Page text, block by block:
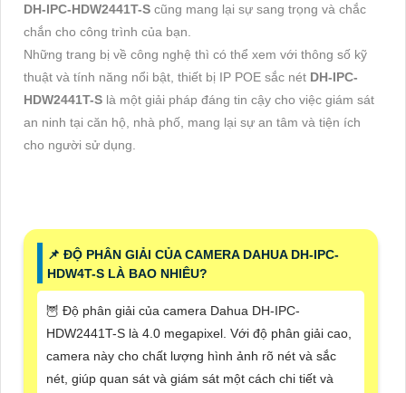
DH-IPC-HDW2441T-S cũng mang lại sự sang trọng và chắc
chắn cho công trình của bạn.
Những trang bị về công nghệ thì có thể xem với thông số kỹ
thuật và tính năng nổi bật, thiết bị IP POE sắc nét DH-IPC-
HDW2441T-S là một giải pháp đáng tin cậy cho việc giám sát
an ninh tại căn hộ, nhà phố, mang lại sự an tâm và tiện ích
cho người sử dụng.
📌 ĐỘ PHÂN GIẢI CỦA CAMERA DAHUA DH-IPC-
HDW4T-S LÀ BAO NHIÊU?
🦉 Độ phân giải của camera Dahua DH-IPC-
HDW2441T-S là 4.0 megapixel. Với độ phân giải cao,
camera này cho chất lượng hình ảnh rõ nét và sắc
nét, giúp quan sát và giám sát một cách chi tiết và